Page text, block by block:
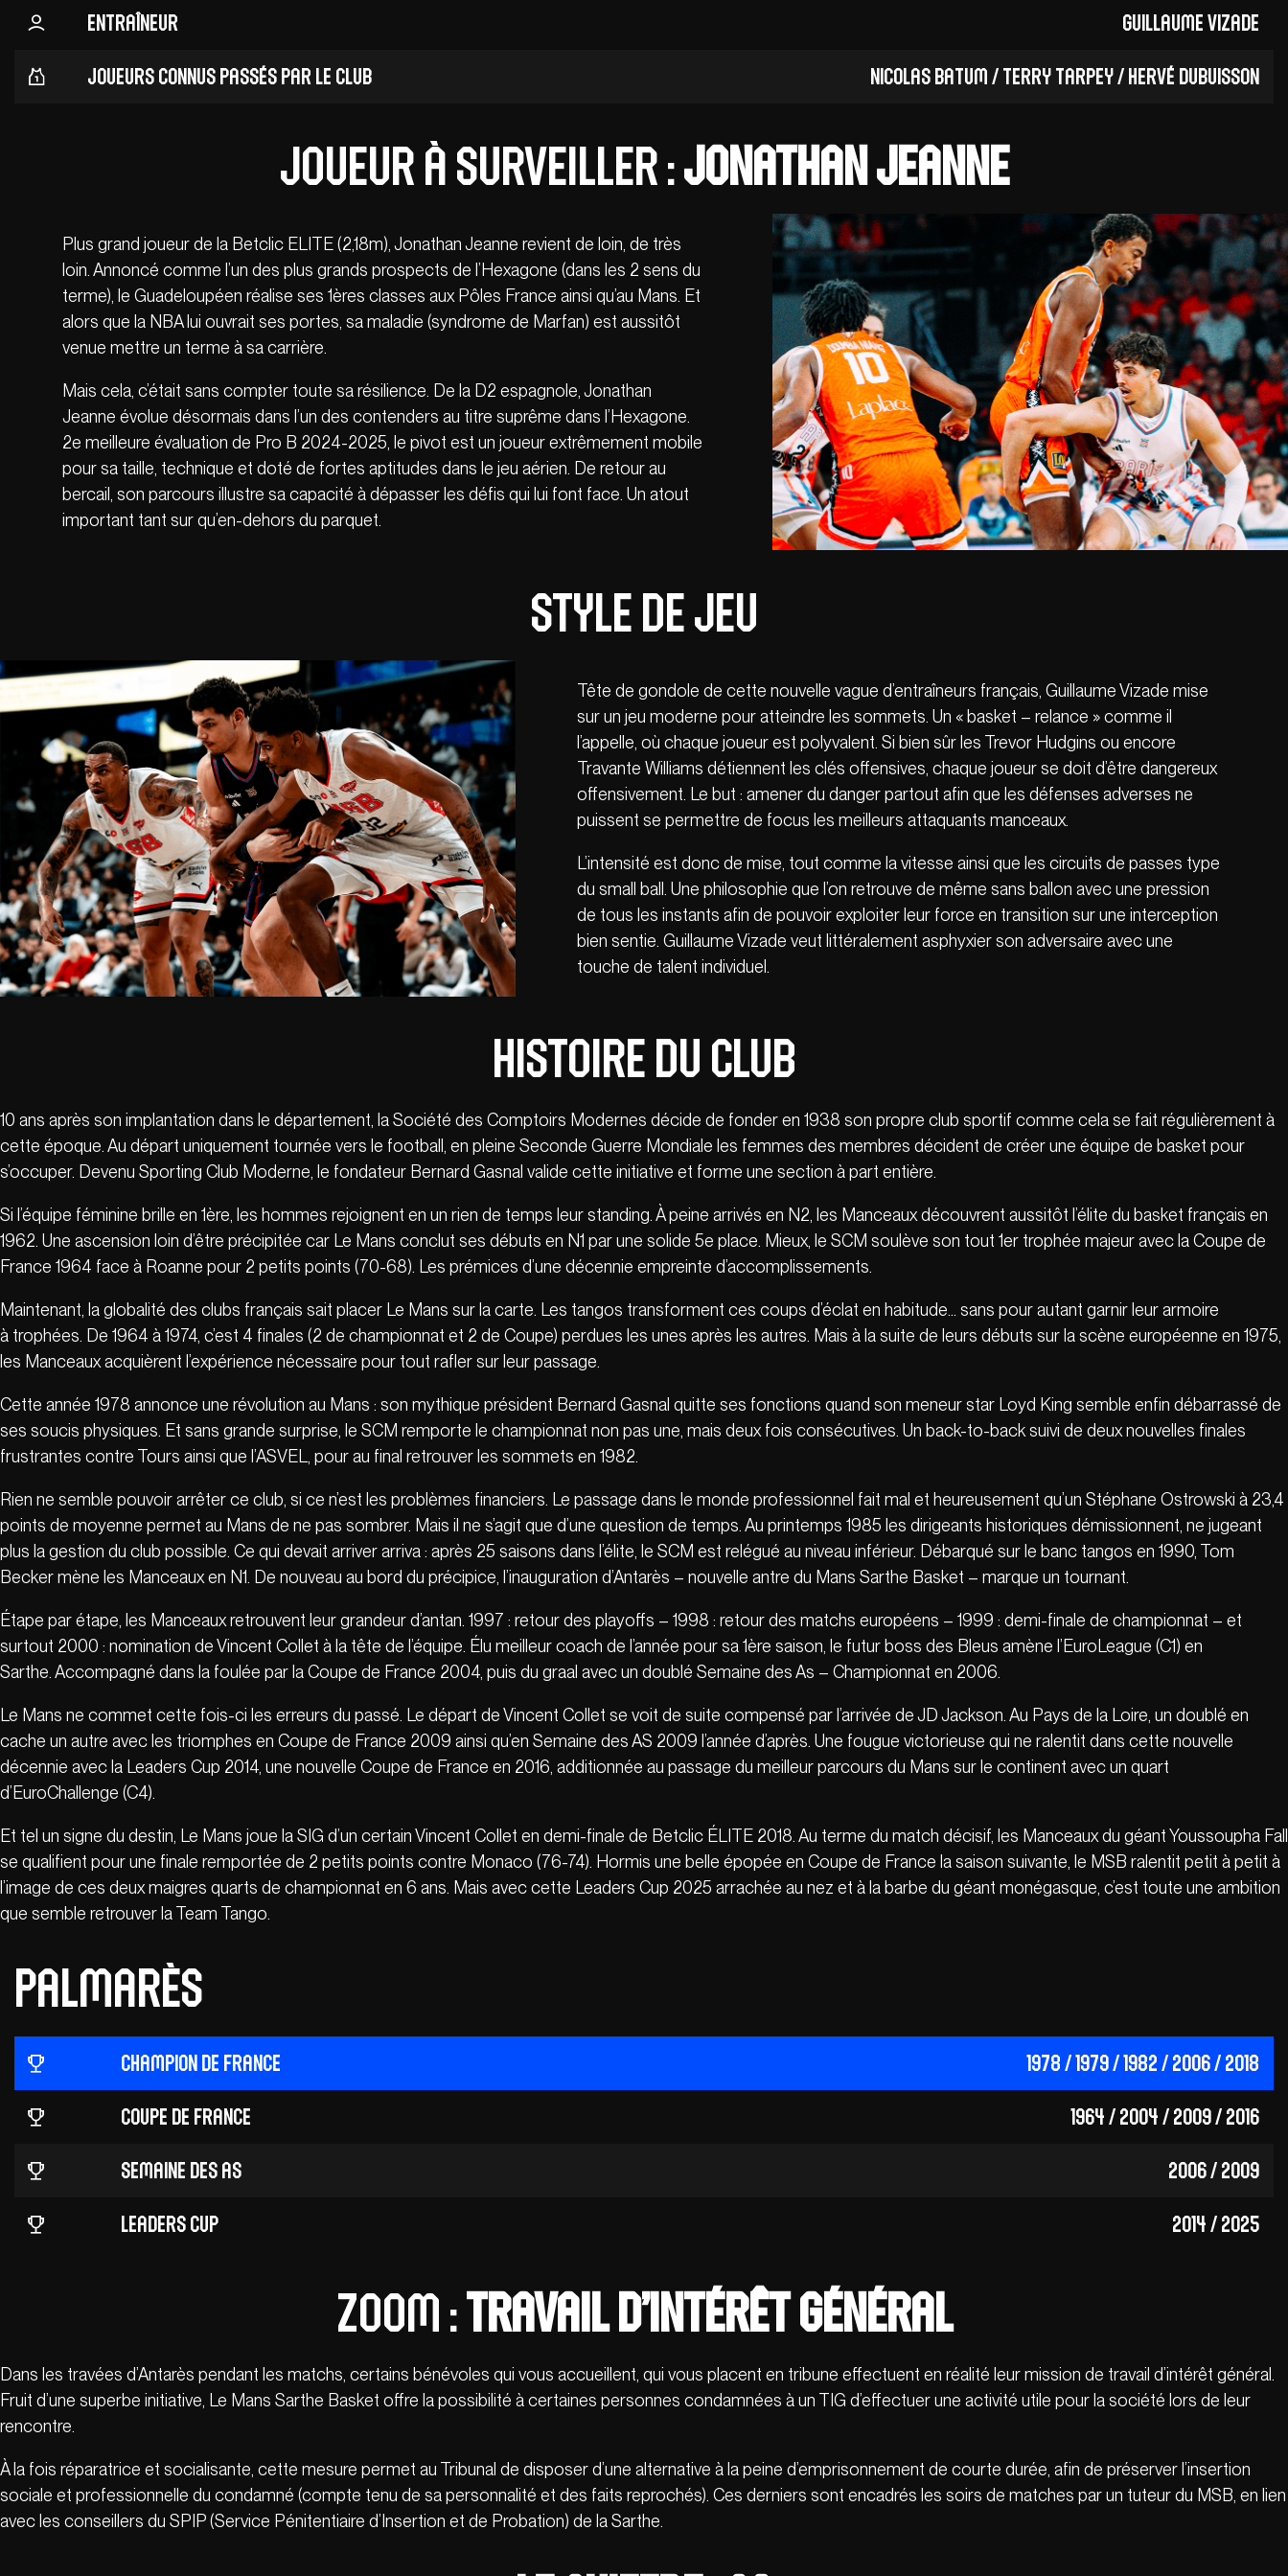
Entraîneur Guillaume Vizade
Joueurs connus passés par le club Nicolas Batum / Terry Tarpey / Hervé Dubuisson
Joueur à surveiller :Jonathan Jeanne
Plus grand joueur de la Betclic ELITE (2,18m), Jonathan Jeanne revient de loin, de très
loin. Annoncé comme l’un des plus grands prospects de l’Hexagone (dans les 2 sens du
terme), le Guadeloupéen réalise ses 1ères classes aux Pôles France ainsi qu’au Mans. Et
alors que la NBA lui ouvrait ses portes, sa maladie (syndrome de Marfan) est aussitôt
venue mettre un terme à sa carrière.
Mais cela, c’était sans compter toute sa résilience. De la D2 espagnole, Jonathan
Jeanne évolue désormais dans l’un des contenders au titre suprême dans l’Hexagone.
2e meilleure évaluation de Pro B 2024-2025, le pivot est un joueur extrêmement mobile
pour sa taille, technique et doté de fortes aptitudes dans le jeu aérien. De retour au
bercail, son parcours illustre sa capacité à dépasser les défis qui lui font face. Un atout
important tant sur qu’en-dehors du parquet.
Style de jeu
Tête de gondole de cette nouvelle vague d’entraîneurs français, Guillaume Vizade mise
sur un jeu moderne pour atteindre les sommets. Un « basket – relance » comme il
l’appelle, où chaque joueur est polyvalent. Si bien sûr les Trevor Hudgins ou encore
Travante Williams détiennent les clés offensives, chaque joueur se doit d’être dangereux
offensivement. Le but : amener du danger partout afin que les défenses adverses ne
puissent se permettre de focus les meilleurs attaquants manceaux.
L’intensité est donc de mise, tout comme la vitesse ainsi que les circuits de passes type
du small ball. Une philosophie que l’on retrouve de même sans ballon avec une pression
de tous les instants afin de pouvoir exploiter leur force en transition sur une interception
bien sentie. Guillaume Vizade veut littéralement asphyxier son adversaire avec une
touche de talent individuel.
Histoire du club
10 ans après son implantation dans le département, la Société des Comptoirs Modernes décide de fonder en 1938 son propre club sportif comme cela se fait régulièrement à
cette époque. Au départ uniquement tournée vers le football, en pleine Seconde Guerre Mondiale les femmes des membres décident de créer une équipe de basket pour
s’occuper. Devenu Sporting Club Moderne, le fondateur Bernard Gasnal valide cette initiative et forme une section à part entière.
Si l’équipe féminine brille en 1ère, les hommes rejoignent en un rien de temps leur standing. À peine arrivés en N2, les Manceaux découvrent aussitôt l’élite du basket français en
1962. Une ascension loin d’être précipitée car Le Mans conclut ses débuts en N1 par une solide 5e place. Mieux, le SCM soulève son tout 1er trophée majeur avec la Coupe de
France 1964 face à Roanne pour 2 petits points (70-68). Les prémices d’une décennie empreinte d’accomplissements.
Maintenant, la globalité des clubs français sait placer Le Mans sur la carte. Les tangos transforment ces coups d’éclat en habitude… sans pour autant garnir leur armoire
à trophées. De 1964 à 1974, c’est 4 finales (2 de championnat et 2 de Coupe) perdues les unes après les autres. Mais à la suite de leurs débuts sur la scène européenne en 1975,
les Manceaux acquièrent l’expérience nécessaire pour tout rafler sur leur passage.
Cette année 1978 annonce une révolution au Mans : son mythique président Bernard Gasnal quitte ses fonctions quand son meneur star Loyd King semble enfin débarrassé de
ses soucis physiques. Et sans grande surprise, le SCM remporte le championnat non pas une, mais deux fois consécutives. Un back-to-back suivi de deux nouvelles finales
frustrantes contre Tours ainsi que l’ASVEL, pour au final retrouver les sommets en 1982.
Rien ne semble pouvoir arrêter ce club, si ce n’est les problèmes financiers. Le passage dans le monde professionnel fait mal et heureusement qu’un Stéphane Ostrowski à 23,4
points de moyenne permet au Mans de ne pas sombrer. Mais il ne s’agit que d’une question de temps. Au printemps 1985 les dirigeants historiques démissionnent, ne jugeant
plus la gestion du club possible. Ce qui devait arriver arriva : après 25 saisons dans l’élite, le SCM est relégué au niveau inférieur. Débarqué sur le banc tangos en 1990, Tom
Becker mène les Manceaux en N1. De nouveau au bord du précipice, l’inauguration d’Antarès – nouvelle antre du Mans Sarthe Basket – marque un tournant.
Étape par étape, les Manceaux retrouvent leur grandeur d’antan. 1997 : retour des playoffs – 1998 : retour des matchs européens – 1999 : demi-finale de championnat – et
surtout 2000 : nomination de Vincent Collet à la tête de l’équipe. Élu meilleur coach de l’année pour sa 1ère saison, le futur boss des Bleus amène l’EuroLeague (C1) en
Sarthe. Accompagné dans la foulée par la Coupe de France 2004, puis du graal avec un doublé Semaine des As – Championnat en 2006.
Le Mans ne commet cette fois-ci les erreurs du passé. Le départ de Vincent Collet se voit de suite compensé par l’arrivée de JD Jackson. Au Pays de la Loire, un doublé en
cache un autre avec les triomphes en Coupe de France 2009 ainsi qu’en Semaine des AS 2009 l’année d’après. Une fougue victorieuse qui ne ralentit dans cette nouvelle
décennie avec la Leaders Cup 2014, une nouvelle Coupe de France en 2016, additionnée au passage du meilleur parcours du Mans sur le continent avec un quart
d’EuroChallenge (C4).
Et tel un signe du destin, Le Mans joue la SIG d’un certain Vincent Collet en demi-finale de Betclic ÉLITE 2018. Au terme du match décisif, les Manceaux du géant Youssoupha Fall
se qualifient pour une finale remportée de 2 petits points contre Monaco (76-74). Hormis une belle épopée en Coupe de France la saison suivante, le MSB ralentit petit à petit à
l’image de ces deux maigres quarts de championnat en 6 ans. Mais avec cette Leaders Cup 2025 arrachée au nez et à la barbe du géant monégasque, c’est toute une ambition
que semble retrouver la Team Tango.
palmarès
Champion de France 1978 / 1979 / 1982 / 2006 / 2018
Coupe de France 1964 / 2004 / 2009 / 2016
Semaine des AS 2006 / 2009
Leaders Cup 2014 / 2025
Zoom :Travail d’Intérêt Général
Dans les travées d’Antarès pendant les matchs, certains bénévoles qui vous accueillent, qui vous placent en tribune effectuent en réalité leur mission de travail d’intérêt général.
Fruit d’une superbe initiative, Le Mans Sarthe Basket offre la possibilité à certaines personnes condamnées à un TIG d’effectuer une activité utile pour la société lors de leur
rencontre.
À la fois réparatrice et socialisante, cette mesure permet au Tribunal de disposer d’une alternative à la peine d’emprisonnement de courte durée, afin de préserver l’insertion
sociale et professionnelle du condamné (compte tenu de sa personnalité et des faits reprochés). Ces derniers sont encadrés les soirs de matches par un tuteur du MSB, en lien
avec les conseillers du SPIP (Service Pénitentiaire d’Insertion et de Probation) de la Sarthe.